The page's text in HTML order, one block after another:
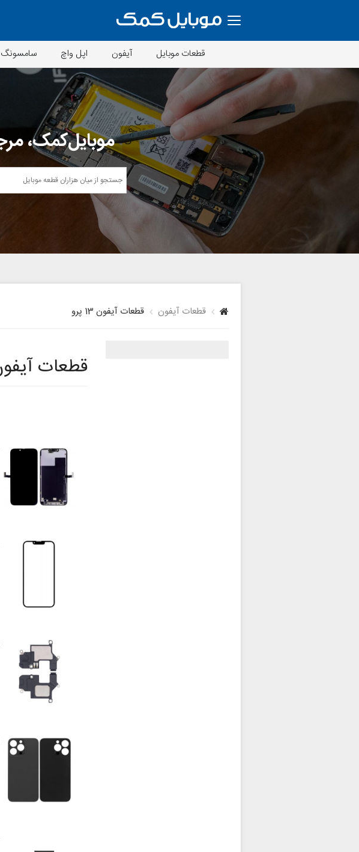
قطعات موبایل آیفون اپل واچ سامسونگ
موبایل‌کمک،
قطعات آیفون قطعات آیفون 13 پرو
قطعات آیفون 13